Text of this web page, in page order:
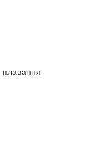
плавання